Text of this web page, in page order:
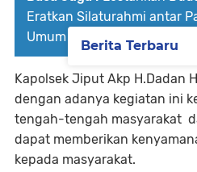
Eratkan Silaturahmi antar
Umum KPSTI hadiri
Kapolsek Jiput Akp H.Dadan
dengan adanya kegiatan ini
tengah-tengah masyarakat
dapat memberikan
kepada masyarakat.
Berita Terbaru